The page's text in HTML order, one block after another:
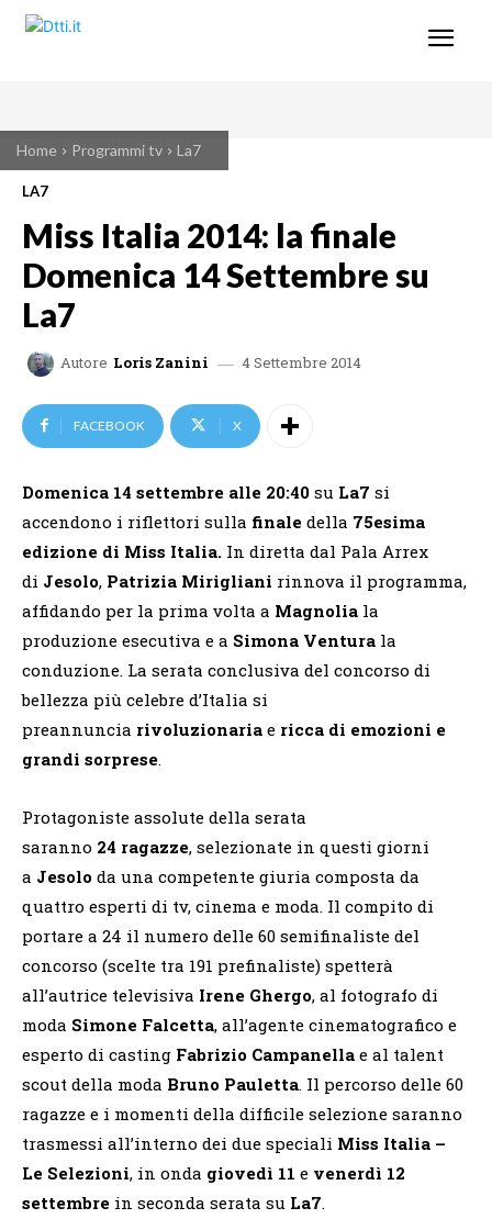
Home Programmi tv La7
LA7
Miss Italia 2014: la finale
Domenica 14 Settembre su
La7
Autore Loris Zanini 4 Settembre 2014
FACEBOOK X
Domenica 14 settembre alle 20:40 su La7 si
accendono i riflettori sulla finale della 75esima
edizione di Miss Italia. In diretta dal Pala Arrex
di Jesolo, Patrizia Mirigliani rinnova il programma,
affidando per la prima volta a Magnolia la
produzione esecutiva e a Simona Ventura la
conduzione. La serata conclusiva del concorso di
bellezza più celebre d’Italia si
preannuncia rivoluzionaria e ricca di emozioni e
grandi sorprese.
Protagoniste assolute della serata
saranno 24 ragazze, selezionate in questi giorni
a Jesolo da una competente giuria composta da
quattro esperti di tv, cinema e moda. Il compito di
portare a 24 il numero delle 60 semifinaliste del
concorso (scelte tra 191 prefinaliste) spetterà
all’autrice televisiva Irene Ghergo, al fotografo di
moda Simone Falcetta, all’agente cinematografico e
esperto di casting Fabrizio Campanella e al talent
scout della moda Bruno Pauletta. Il percorso delle 60
ragazze e i momenti della difficile selezione saranno
trasmessi all’interno dei due speciali Miss Italia –
Le Selezioni, in onda giovedì 11 e venerdì 12
settembre in seconda serata su La7.